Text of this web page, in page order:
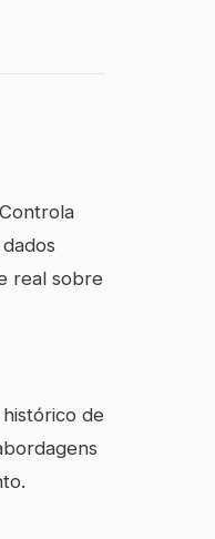
real sobre
de